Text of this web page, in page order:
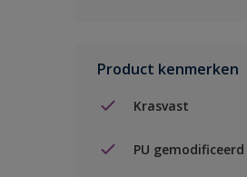
Product kenmerken
Krasvast
PU gemodificeerd